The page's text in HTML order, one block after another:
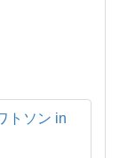
トソン in